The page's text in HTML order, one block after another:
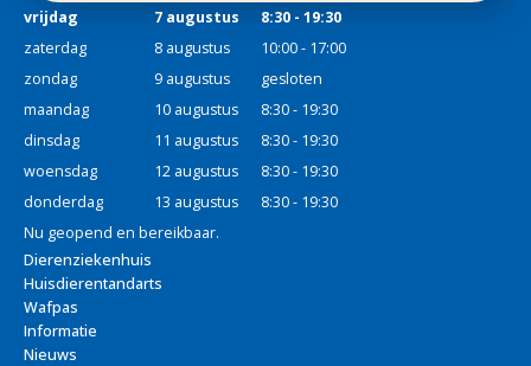
vrijdag 7 augustus
8:30 - 19:30
zaterdag
8 augustus
10:00 - 17:00
zondag
9 augustus
gesloten
maandag
10 augustus
8:30 - 19:30
dinsdag
11 augustus
8:30 - 19:30
woensdag
12 augustus
8:30 - 19:30
donderdag
13 augustus
8:30 - 19:30
Nu geopend en bereikbaar.
Dierenziekenhuis
Huisdierentandarts
Wafpas
Informatie
Nieuws